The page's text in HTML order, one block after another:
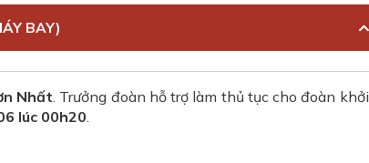
BAY)
Nhất . Trưởng đoàn hỗ trợ làm thủ tục cho đoàn khởi
lúc 00h20